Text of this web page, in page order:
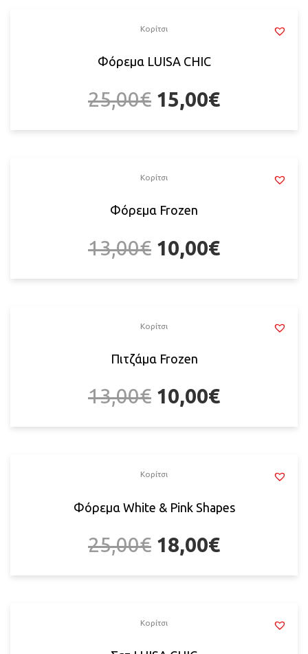
Κορίτσι
Φόρεμα LUISA CHIC
25,00€ 15,00€
Κορίτσι
Φόρεμα Frozen
13,00€ 10,00€
Κορίτσι
Πιτζάμα Frozen
13,00€ 10,00€
Κορίτσι
Φόρεμα White & Pink Shapes
25,00€ 18,00€
Κορίτσι